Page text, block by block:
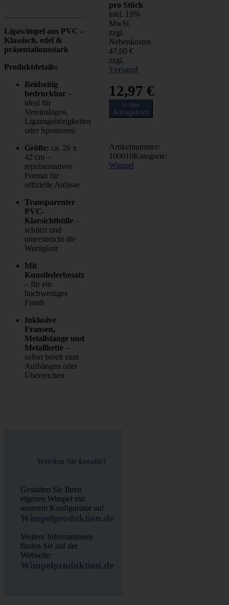
Ligawimpel aus PVC –
Klassisch, edel &
präsentationsstark
Produktdetails:
Beidseitig
bedruckbar –
ideal für
Vereinslogos,
Ligazugehörigkeiten
oder Sponsoren
Größe: ca. 26 x
42 cm –
repräsentatives
Format für
offizielle Anlässe
Transparenter
PVC-
Klarsichthülle –
schützt und
unterstreicht die
Wertigkeit
Mit
Kunstlederbesatz
– für ein
hochwertiges
Finish
Inklusive
Fransen,
Metallstange und
Metallkette –
sofort bereit zum
Aufhängen oder
Überreichen
pro Stück
inkl. 19%
MwSt.
zzgl.
Nebenkosten
47,60 €
zzgl.
Versand
12,97€
In den
Anfragekorb
Artikelnummer:
100010Kategorie:
Wimpel
Werden Sie kreativ!
Gestalten Sie Ihren
eigenen Wimpel mit
unserem Konfigurator auf
Wimpelproduktion.de
Weitere Informationen
finden Sie auf der
Webseite:
Wimpelproduktion.de